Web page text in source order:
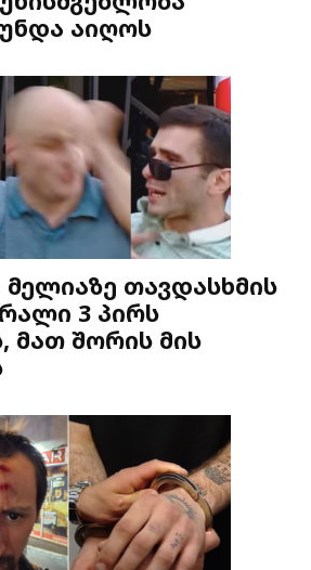
აიღოს
მელიაზე თავდასხმის
3 პირს
მათ შორის მის